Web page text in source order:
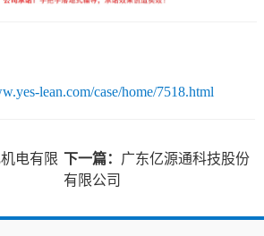
lean.com/case/home/7518.html
电有限 下一篇： 广东亿源通科技股份
有限公司